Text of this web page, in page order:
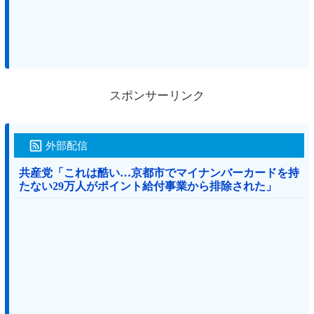
スポンサーリンク
外部配信
共産党「これは酷い…京都市でマイナンバーカードを持
たない29万人がポイント給付事業から排除された」